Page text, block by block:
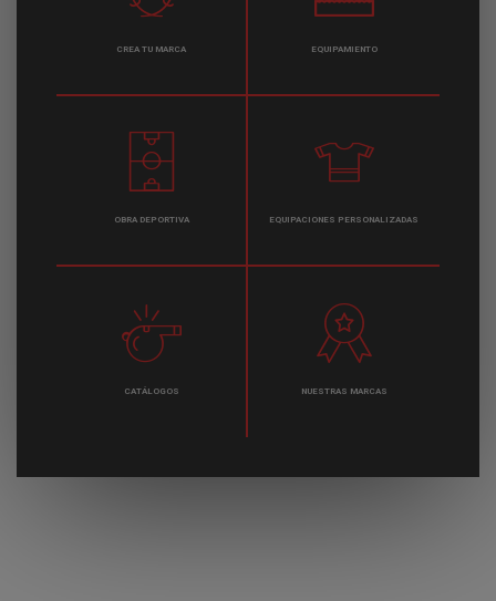
CREA TU MARCA EQUIPAMIENTO
OBRA DEPORTIVA EQUIPACIONES PERSONALIZADAS
CATÁLOGOS NUESTRAS MARCAS